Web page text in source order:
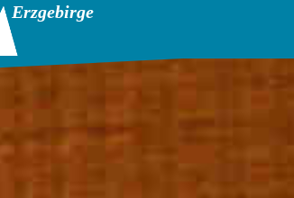
Erzgebirge